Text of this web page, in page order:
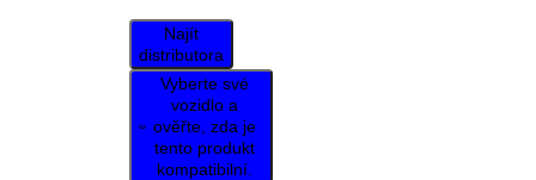
Najít
distributora
Vyberte své
vozidlo a
ověřte, zda je
tento produkt
kompatibilní.